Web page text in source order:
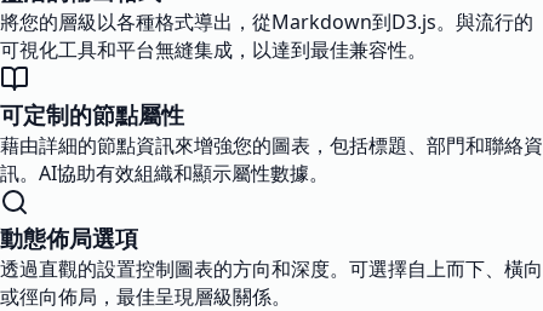
將您的層級以各種格式導出，從Markdown到D3.js。與流行的
可視化工具和平台無縫集成，以達到最佳兼容性。
可定制的節點屬性
藉由詳細的節點資訊來增強您的圖表，包括標題、部門和聯絡資
訊。AI協助有效組織和顯示屬性數據。
動態佈局選項
透過直觀的設置控制圖表的方向和深度。可選擇自上而下、橫向
或徑向佈局，最佳呈現層級關係。